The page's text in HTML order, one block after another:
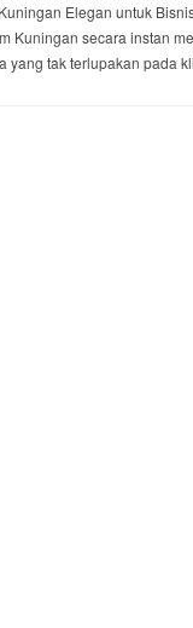
Elegan untuk
Kuningan secara instan
yang tak terlupakan pada